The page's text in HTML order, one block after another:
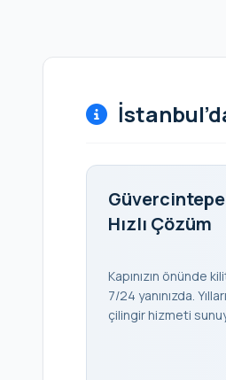
Hızlı Çözüm
Kapınızın önünde
7/24 yanınızda.
çilingir hizmeti